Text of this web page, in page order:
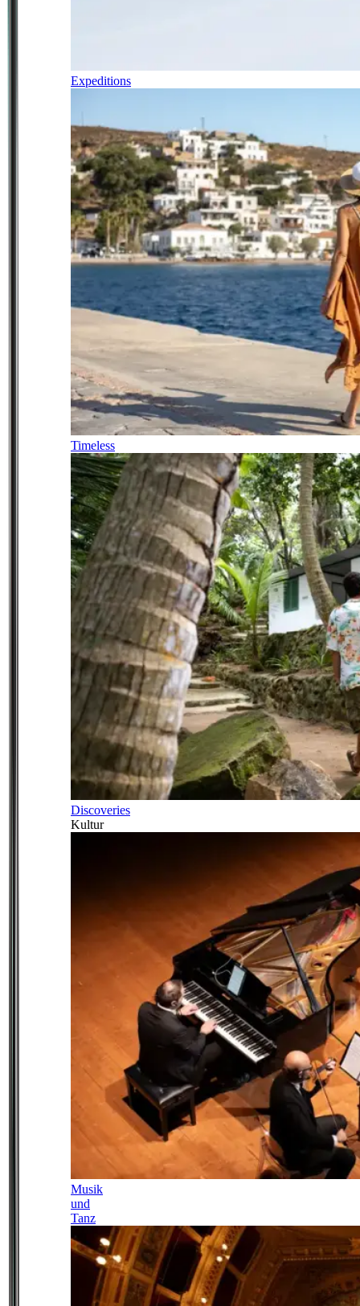
Expeditions
Timeless
Discoveries
Kultur
Musik
und
Tanz